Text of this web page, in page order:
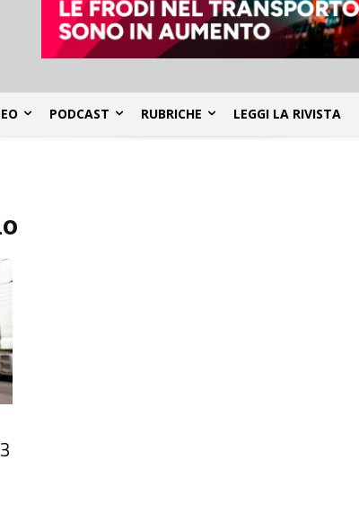
PODCAST RUBRICHE LEGGI LA RIVISTA